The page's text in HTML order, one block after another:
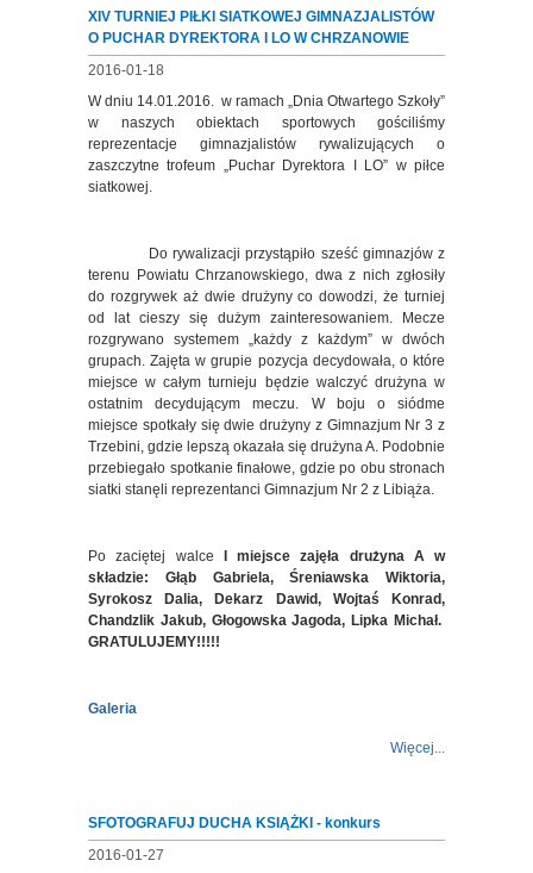
XIV TURNIEJ PIŁKI SIATKOWEJ GIMNAZJALISTÓW
O PUCHAR DYREKTORA I LO W CHRZANOWIE
2016-01-18
W dniu 14.01.2016. w ramach „Dnia Otwartego Szkoły”
w naszych obiektach sportowych gościliśmy
reprezentacje gimnazjalistów rywalizujących o
zaszczytne trofeum „Puchar Dyrektora I LO” w piłce
siatkowej.
Do rywalizacji przystąpiło sześć gimnazjów z
terenu Powiatu Chrzanowskiego, dwa z nich zgłosiły
do rozgrywek aż dwie drużyny co dowodzi, że turniej
od lat cieszy się dużym zainteresowaniem. Mecze
rozgrywano systemem „każdy z każdym” w dwóch
grupach. Zajęta w grupie pozycja decydowała, o które
miejsce w całym turnieju będzie walczyć drużyna w
ostatnim decydującym meczu. W boju o siódme
miejsce spotkały się dwie drużyny z Gimnazjum Nr 3 z
Trzebini, gdzie lepszą okazała się drużyna A. Podobnie
przebiegało spotkanie finałowe, gdzie po obu stronach
siatki stanęli reprezentanci Gimnazjum Nr 2 z Libiąża.
Po zaciętej walce I miejsce zajęła drużyna A w
składzie: Głąb Gabriela, Śreniawska Wiktoria,
Syrokosz Dalia, Dekarz Dawid, Wojtaś Konrad,
Chandzlik Jakub, Głogowska Jagoda, Lipka Michał.
GRATULUJEMY!!!!!
Galeria
Więcej...
SFOTOGRAFUJ DUCHA KSIĄŻKI - konkurs
2016-01-27